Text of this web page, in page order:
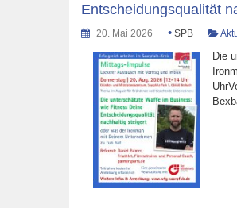
Entscheidungsqualität
20. Mai 2026 • SPB
Die